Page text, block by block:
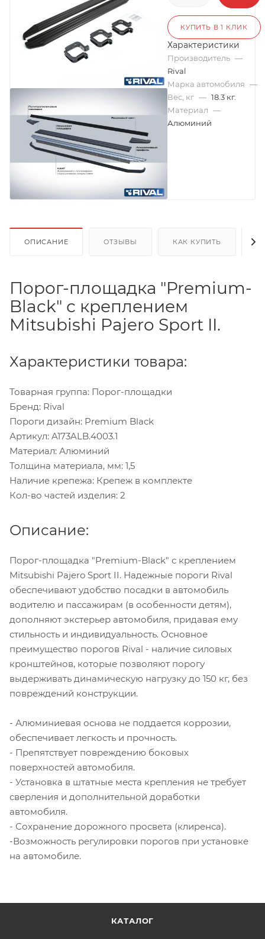
КУПИТЬ В 1 КЛИК
Характеристики
Производитель —
Rival
Марка автомобиля —
Вес, кг — 18.3 кг.
Материал —
Алюминий
ОПИСАНИЕ ОТЗЫВЫ КАК КУПИТЬ
Порог-площадка "Premium-
Black" с креплением
Mitsubishi Pajero Sport II.
Характеристики товара:
Товарная группа: Порог-площадки
Бренд: Rival
Пороги дизайн: Premium Black
Артикул: A173ALB.4003.1
Материал: Алюминий
Толщина материала, мм: 1,5
Наличие крепежа: Крепеж в комплекте
Кол-во частей изделия: 2
Описание:
Порог-площадка "Premium-Black" с креплением
Mitsubishi Pajero Sport II. Надежные пороги Rival
обеспечивают удобство посадки в автомобиль
водителю и пассажирам (в особенности детям),
дополняют экстерьер автомобиля, придавая ему
стильность и индивидуальность. Основное
преимущество порогов Rival - наличие силовых
кронштейнов, которые позволяют порогу
выдерживать динамическую нагрузку до 150 кг, без
повреждений конструкции.
- Алюминиевая основа не поддается коррозии,
обеспечивает легкость и прочность.
- Препятствует повреждению боковых
поверхностей автомобиля.
- Установка в штатные места крепления не требует
сверления и дополнительной доработки
автомобиля.
- Сохранение дорожного просвета (клиренса).
-Возможность регулировки порогов при установке
на автомобиле.
КАТАЛОГ